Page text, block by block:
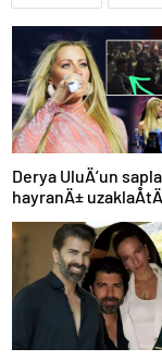
Derya UluÄ’un
hayranÄ±
kararÄ±nÄ± hiÃ§e
Ã¶n sÄ±radan